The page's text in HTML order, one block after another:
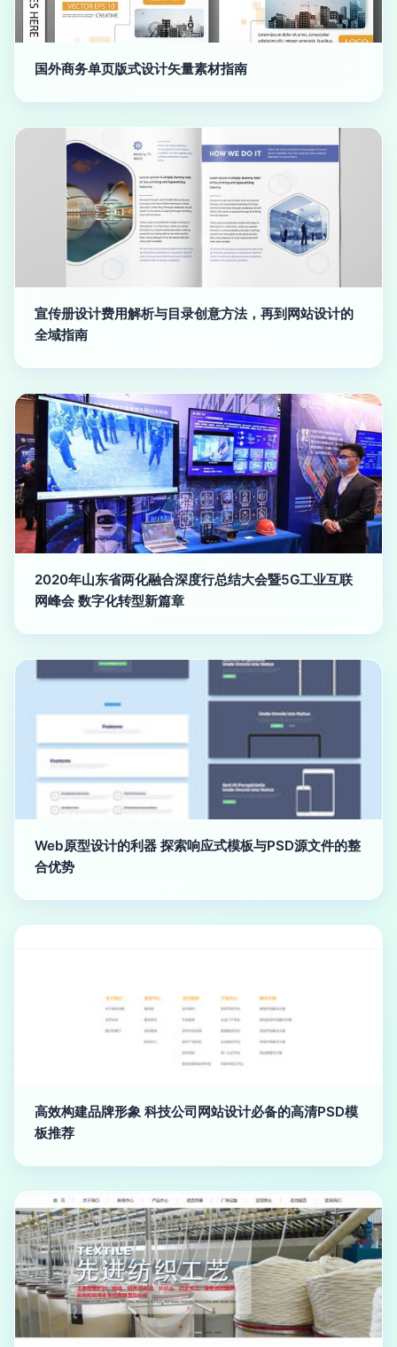
国外商务单页版式设计矢量素材指南
宣传册设计费用解析与目录创意方法，再到网站设计的
全域指南
2020年山东省两化融合深度行总结大会暨5G工业互联
网峰会 数字化转型新篇章
Web原型设计的利器 探索响应式模板与PSD源文件的整
合优势
高效构建品牌形象 科技公司网站设计必备的高清PSD模
板推荐